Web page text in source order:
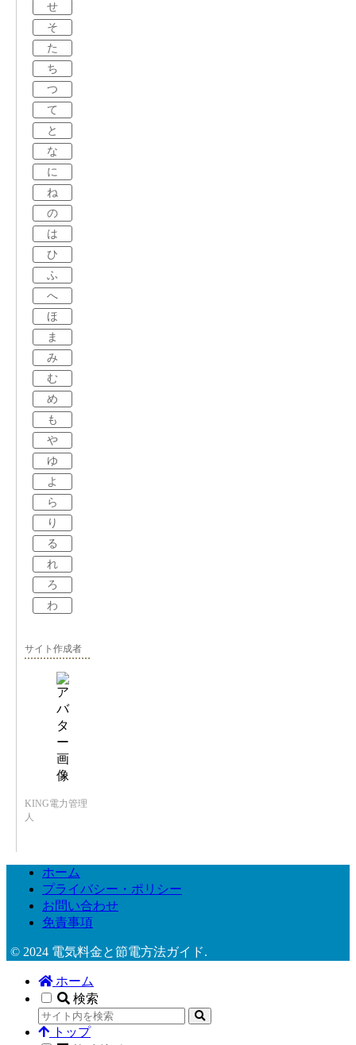
せ
そ
た
ち
つ
て
と
な
に
ね
の
は
ひ
ふ
へ
ほ
ま
み
む
め
も
や
ゆ
よ
ら
り
る
れ
ろ
わ
サイト作成者
KING電力管理
人
ホーム
プライバシー・ポリシー
お問い合わせ
免責事項
© 2024 電気料金と節電方法ガイド.
ホーム
検索
トップ